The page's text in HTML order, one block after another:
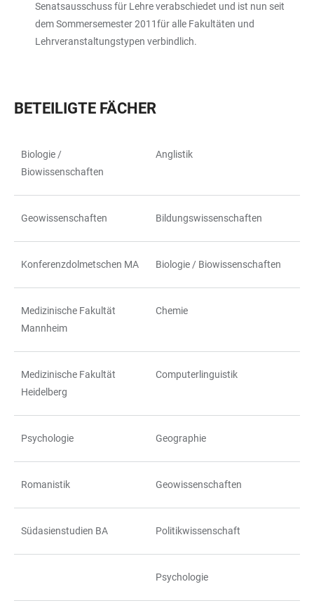
Senatsausschuss für Lehre verabschiedet und ist nun seit
dem Sommersemester 2011für alle Fakultäten und
Lehrveranstaltungstypen verbindlich.
BETEILIGTE FÄCHER
TABELLE
Biologie /
Biowissenschaften
Anglistik
Geowissenschaften Bildungswissenschaften
Konferenzdolmetschen MA Biologie / Biowissenschaften
Medizinische Fakultät
Mannheim
Chemie
Medizinische Fakultät
Heidelberg
Computerlinguistik
Psychologie Geographie
Romanistik Geowissenschaften
Südasienstudien BA Politikwissenschaft
Psychologie